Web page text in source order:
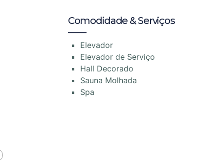
Comodidade & Serviços
Elevador
Elevador de Serviço
Hall Decorado
Sauna Molhada
Spa